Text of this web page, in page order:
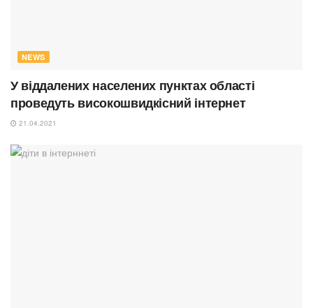
NEWS
У віддалених населених пунктах області
проведуть високошвидкісний інтернет
21.04.2021